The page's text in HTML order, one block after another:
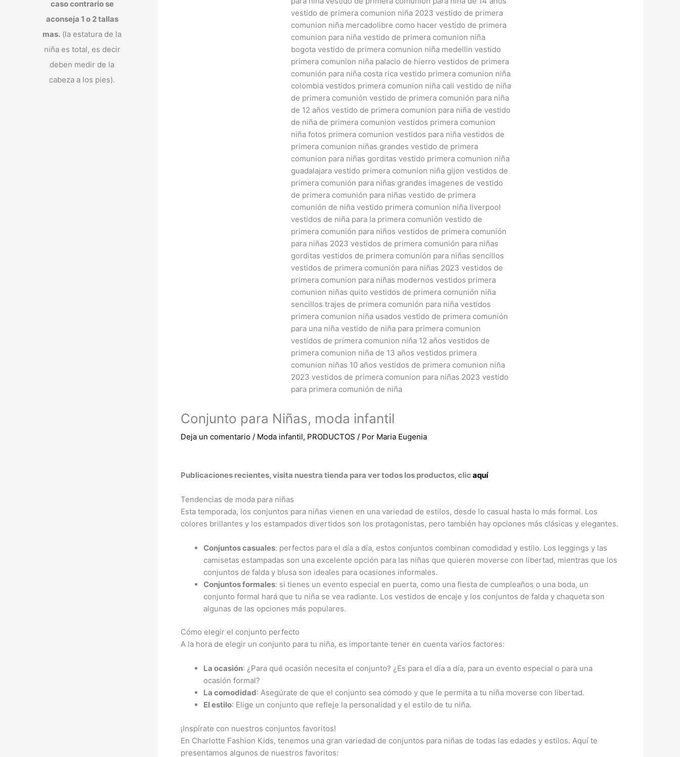
caso contrario se
aconseja 1 o 2 tallas
mas. (la estatura de la
niña es total, es decir
deben medir de la
cabeza a los pies).
Conjunto para Niñas, moda infantil
Deja un comentario / Moda infantil, PRODUCTOS / Por Maria Eugenia
Publicaciones recientes, visita nuestra tienda para ver todos los productos, clic aquí
Tendencias de moda para niñas
Esta temporada, los conjuntos para niñas vienen en una variedad de estilos, desde lo casual hasta lo más formal. Los
colores brillantes y los estampados divertidos son los protagonistas, pero también hay opciones más clásicas y elegantes.
Conjuntos casuales: perfectos para el día a día, estos conjuntos combinan comodidad y estilo. Los leggings y las
camisetas estampadas son una excelente opción para las niñas que quieren moverse con libertad, mientras que los
conjuntos de falda y blusa son ideales para ocasiones informales.
Conjuntos formales: si tienes un evento especial en puerta, como una fiesta de cumpleaños o una boda, un
conjunto formal hará que tu niña se vea radiante. Los vestidos de encaje y los conjuntos de falda y chaqueta son
algunas de las opciones más populares.
Cómo elegir el conjunto perfecto
A la hora de elegir un conjunto para tu niña, es importante tener en cuenta varios factores:
La ocasión: ¿Para qué ocasión necesita el conjunto? ¿Es para el día a día, para un evento especial o para una
ocasión formal?
La comodidad: Asegúrate de que el conjunto sea cómodo y que le permita a tu niña moverse con libertad.
El estilo: Elige un conjunto que refleje la personalidad y el estilo de tu niña.
¡Inspírate con nuestros conjuntos favoritos!
En Charlotte Fashion Kids, tenemos una gran variedad de conjuntos para niñas de todas las edades y estilos. Aquí te
presentamos algunos de nuestros favoritos: